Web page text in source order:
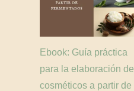
Ebook: Guía práctica
para la elaboración de
cosméticos a partir de